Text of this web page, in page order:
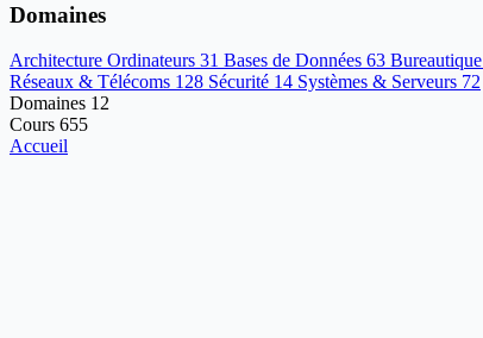
Domaines
Architecture Ordinateurs 31 Bases de Données 63 Bureautique
Réseaux & Télécoms 128 Sécurité 14 Systèmes & Serveurs 72
Domaines 12
Cours 655
Accueil